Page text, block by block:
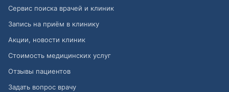
Сервис поиска врачей и клиник
Запись на приём в клинику
Акции, новости клиник
Стоимость медицинских услуг
Отзывы пациентов
Задать вопрос врачу